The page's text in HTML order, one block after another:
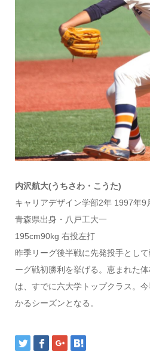
内沢航大(うちさわ・こうた)
キャリアデザイン学部2年 1997年9
青森県出身・八戸工大一
195cm90kg 右投左打
昨季リーグ後半戦に先発投手とし
ーグ戦初勝利を挙げる。恵まれた
は、すでに六大学トップクラス。
かるシーズンとなる。